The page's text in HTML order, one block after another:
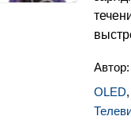
Автор:
OLED,